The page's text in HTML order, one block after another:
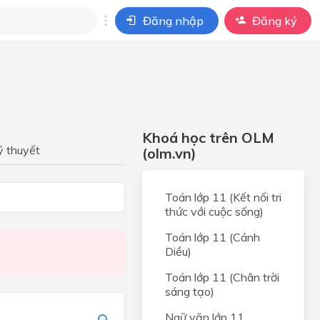
Đăng nhập Đăng ký
thuyết
Khoá học trên OLM
(olm.vn)
Toán lớp 11 (Kết nối tri
thức với cuộc sống)
Toán lớp 11 (Cánh
Diều)
Toán lớp 11 (Chân trời
sáng tạo)
Ngữ văn lớp 11